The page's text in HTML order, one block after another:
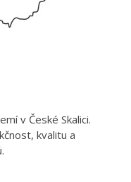
v České Skalici.
kvalitu a